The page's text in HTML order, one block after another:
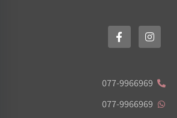
077-9966969
077-9966969